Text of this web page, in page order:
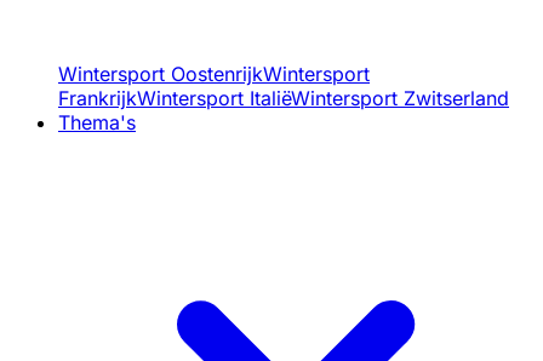
Wintersport OostenrijkWintersport
FrankrijkWintersport ItaliëWintersport Zwitserland
Thema's